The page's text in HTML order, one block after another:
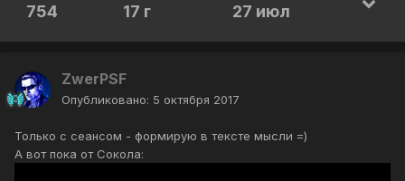
754 17 г 27 июл
ZwerPSF
Опубликовано: 5 октября 2017
Только с сеансом - формирую в тексте мысли =)
А вот пока от Сокола: